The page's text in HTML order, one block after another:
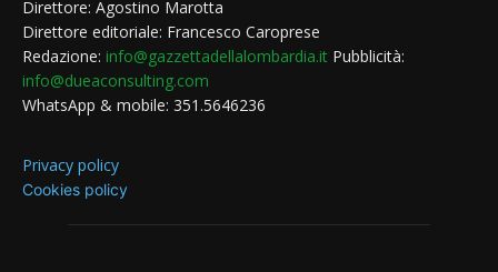
Direttore: Agostino Marotta
Direttore editoriale: Francesco Caroprese
Redazione: info@gazzettadellalombardia.it Pubblicità:
info@dueaconsulting.com
WhatsApp & mobile: 351.5646236
Privacy policy
Cookies policy